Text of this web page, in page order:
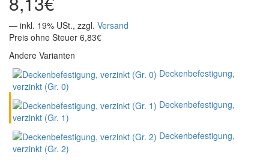
— inkl. 19% USt., zzgl. Versand
Preis ohne Steuer 6,83€
Andere Varianten
Deckenbefestigung,
verzinkt (Gr. 0)
Deckenbefestigung,
verzinkt (Gr. 1)
Deckenbefestigung,
verzinkt (Gr. 2)